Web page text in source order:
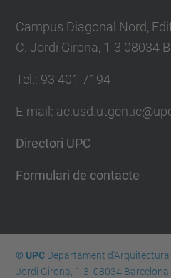
Campus Diagonal Nord,
C. Jordi Girona, 1-3 08034
Tel.: 93 401 7194
E-mail:
Directori UPC
Formulari de contacte
© UPCDepartament d'Arquitectura
Jordi Girona, 1-3. 08034 Barcelona